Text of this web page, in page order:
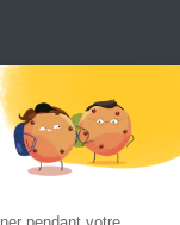
pendant votre